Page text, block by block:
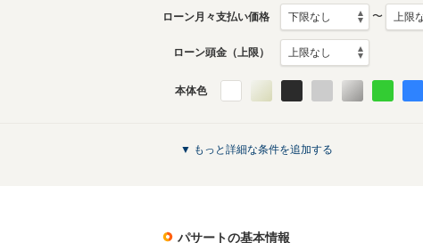
3代目
ローン月々支払い価格 〜
ローン頭金（上限）
本体色
▼ もっと詳細な条件を追加する
パサートの基本情報